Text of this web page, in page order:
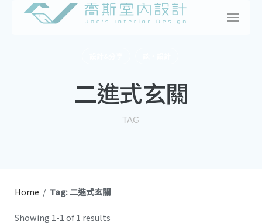
二進式玄關
TAG
Home / Tag: 二進式玄關
Showing 1-1 of 1 results